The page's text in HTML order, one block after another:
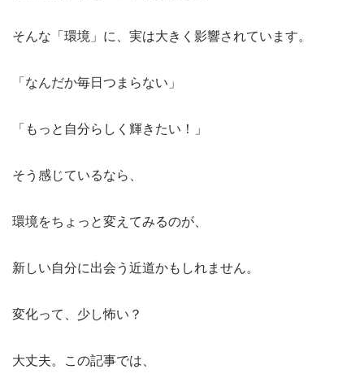
そんな「環境」に、実は大きく影響されています。
「なんだか毎日つまらない」
「もっと自分らしく輝きたい！」
そう感じているなら、
環境をちょっと変えてみるのが、
新しい自分に出会う近道かもしれません。
変化って、少し怖い？
大丈夫。この記事では、